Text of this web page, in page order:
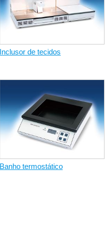
Inclusor de tecidos
Banho termostático